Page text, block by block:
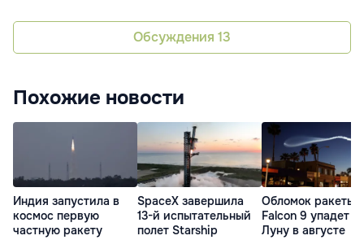
Обсуждения 13
Похожие новости
Индия запустила в
космос первую
частную ракету
SpaceX завершила
13-й испытательный
полет Starship
Обломок ракеты
Falcon 9 упадет
Луну в августе